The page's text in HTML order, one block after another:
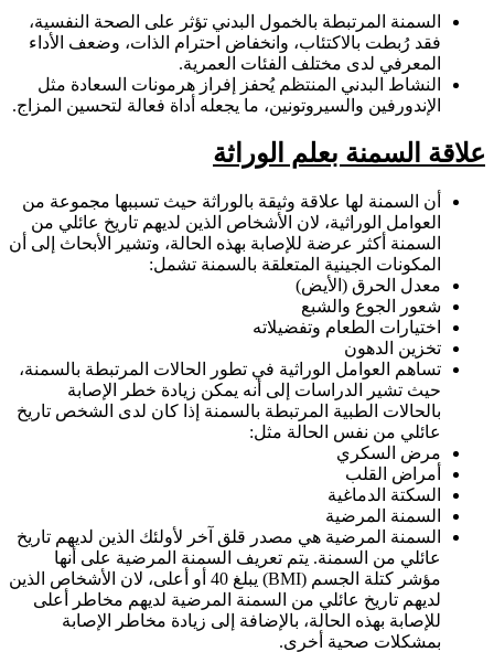
السمنة المرتبطة بالخمول البدني تؤثر على الصحة النفسية،
فقد رُبطت بالاكتئاب، وانخفاض احترام الذات، وضعف الأداء
المعرفي لدى مختلف الفئات العمرية.
النشاط البدني المنتظم يُحفز إفراز هرمونات السعادة مثل
الإندورفين والسيروتونين، ما يجعله أداة فعالة لتحسين المزاج.
علاقة السمنة بعلم الوراثة
أن السمنة لها علاقة وثيقة بالوراثة حيث تسببها مجموعة من
العوامل الوراثية، لان الأشخاص الذين لديهم تاريخ عائلي من
السمنة أكثر عرضة للإصابة بهذه الحالة، وتشير الأبحاث إلى أن
المكونات الجينية المتعلقة بالسمنة تشمل:
معدل الحرق (الأيض)
شعور الجوع والشبع
اختيارات الطعام وتفضيلاته
تخزين الدهون
تساهم العوامل الوراثية في تطور الحالات المرتبطة بالسمنة،
حيث تشير الدراسات إلى أنه يمكن زيادة خطر الإصابة
بالحالات الطبية المرتبطة بالسمنة إذا كان لدى الشخص تاريخ
عائلي من نفس الحالة مثل:
مرض السكري
أمراض القلب
السكتة الدماغية
السمنة المرضية
السمنة المرضية هي مصدر قلق آخر لأولئك الذين لديهم تاريخ
عائلي من السمنة. يتم تعريف السمنة المرضية على أنها
مؤشر كتلة الجسم (BMI) يبلغ 40 أو أعلى، لان الأشخاص الذين
لديهم تاريخ عائلي من السمنة المرضية لديهم مخاطر أعلى
للإصابة بهذه الحالة، بالإضافة إلى زيادة مخاطر الإصابة
بمشكلات صحية أخرى.